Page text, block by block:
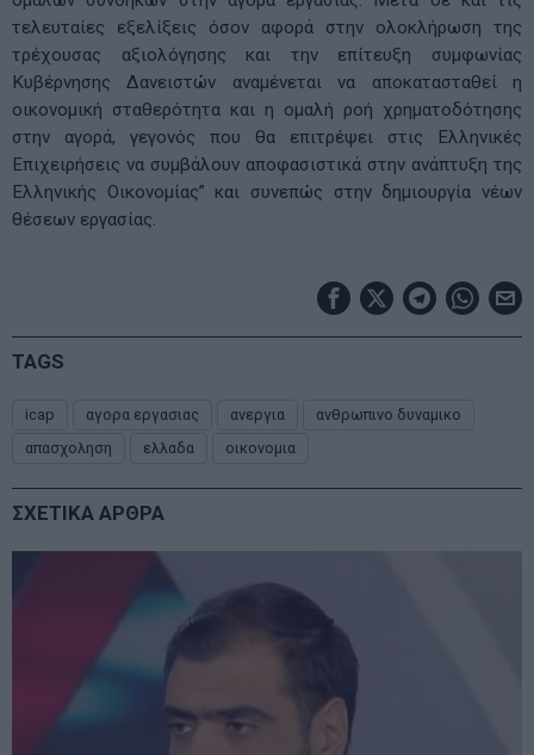
τελευταίες εξελίξεις όσον αφορά στην ολοκλήρωση της
τρέχουσας αξιολόγησης και την επίτευξη συμφωνίας
Κυβέρνησης Δανειστών αναμένεται να αποκατασταθεί η
οικονομική σταθερότητα και η ομαλή ροή χρηματοδότησης
στην αγορά, γεγονός που θα επιτρέψει στις Ελληνικές
Επιχειρήσεις να συμβάλουν αποφασιστικά στην ανάπτυξη της
Ελληνικής Οικονομίας” και συνεπώς στην δημιουργία νέων
θέσεων εργασίας.
TAGS
icap αγορα εργασιας ανεργια
ανθρωπινο δυναμικο
απασχοληση
ελλαδα οικονομια
ΣΧΕΤΙΚΑ ΑΡΘΡΑ